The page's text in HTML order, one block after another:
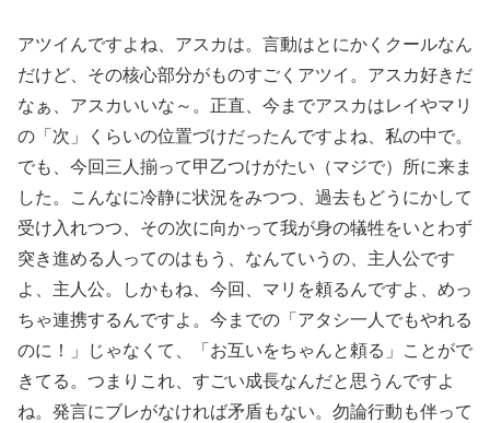
アツイんですよね、アスカは。言動はとにかくクールなん
だけど、その核心部分がものすごくアツイ。アスカ好きだ
なぁ、アスカいいな～。正直、今までアスカはレイやマリ
の「次」くらいの位置づけだったんですよね、私の中で。
でも、今回三人揃って甲乙つけがたい（マジで）所に来ま
した。こんなに冷静に状況をみつつ、過去もどうにかして
受け入れつつ、その次に向かって我が身の犠牲をいとわず
突き進める人ってのはもう、なんていうの、主人公です
よ、主人公。しかもね、今回、マリを頼るんですよ、めっ
ちゃ連携するんですよ。今までの「アタシ一人でもやれる
のに！」じゃなくて、「お互いをちゃんと頼る」ことがで
きてる。つまりこれ、すごい成長なんだと思うんですよ
ね。発言にブレがなければ矛盾もない。勿論行動も伴って